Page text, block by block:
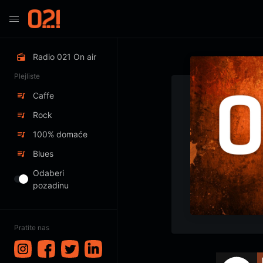
Radio 021 On air
Plejliste
Caffe
Rock
100% domaće
Blues
Odaberi
pozadinu
Pratite nas